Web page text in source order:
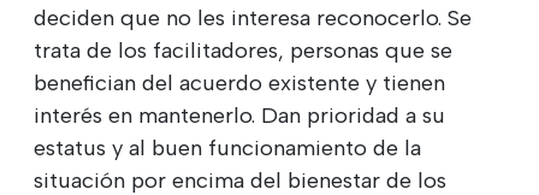
deciden que no les interesa reconocerlo. Se
trata de los facilitadores, personas que se
benefician del acuerdo existente y tienen
interés en mantenerlo. Dan prioridad a su
estatus y al buen funcionamiento de la
situación por encima del bienestar de los